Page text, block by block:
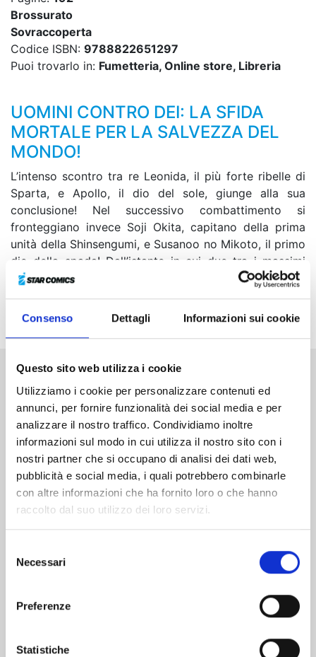
Consenso Dettagli Informazioni sui cookie
Questo sito web utilizza i cookie
Utilizziamo i cookie per personalizzare contenuti ed
annunci, per fornire funzionalità dei social media e per
analizzare il nostro traffico. Condividiamo inoltre
informazioni sul modo in cui utilizza il nostro sito con i
nostri partner che si occupano di analisi dei dati web,
pubblicità e social media, i quali potrebbero combinarle
con altre informazioni che ha fornito loro o che hanno
raccolto dal suo utilizzo dei loro servizi.
delNecessari
Preferenze
Statistiche
Brossurato
Sovraccoperta
Codice ISBN: 9788822651297
Puoi trovarlo in: Fumetteria, Online store, Libreria
UOMINI CONTRO DEI: LA SFIDA
MORTALE PER LA SALVEZZA DEL
MONDO!
L’intenso scontro tra re Leonida, il più forte ribelle di
Sparta, e Apollo, il dio del sole, giunge alla sua
conclusione! Nel successivo combattimento si
fronteggiano invece Soji Okita, capitano della prima
unità della Shinsengumi, e Susanoo no Mikoto, il primo
dio della spada! Dall’istante in cui due tra i massimi
esponenti dell’arte della scherma si trovano faccia a
faccia, per tutto il regno celeste riecheggia un fragore
di lame senza precedenti!
Altri volumi della serie